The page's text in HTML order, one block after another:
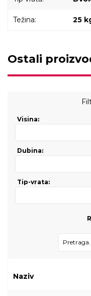
Težina: 25
Ostali
Visina:
Dubina:
Tip-vrata:
Naziv